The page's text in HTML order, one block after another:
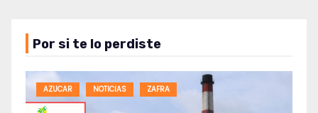
Por si te lo perdiste
AZUCAR NOTICIAS ZAFRA